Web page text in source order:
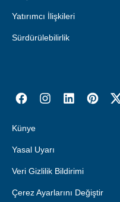
Yatırımcı İlişkileri
Sürdürülebilirlik
Künye
Yasal Uyarı
Veri Gizlilik Bildirimi
Çerez Ayarlarını Değiştir